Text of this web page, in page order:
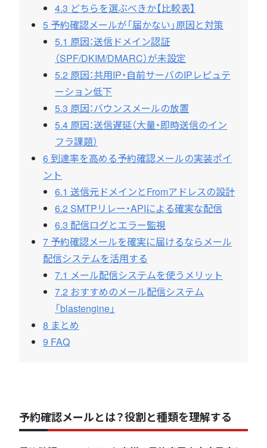
4.3 どちらを選ぶべきか【比較表】
5 予約確認メールが「届かない」原因と対策
5.1 原因：送信ドメイン認証
（SPF/DKIM/DMARC）が未設定
5.2 原因：共用IP・自前サーバのIPレピュテ
ーション低下
5.3 原因：バウンスメールの放置
5.4 原因：送信遅延（大量・即時送信のイン
フラ課題）
6到達率を高める予約確認メールの実装ポイ
ント
6.1 送信元ドメインとFromアドレスの設計
6.2 SMTPリレー・APIによる確実な配信
6.3 配信ログとエラー監視
7 予約確認メールを確実に届けるならメール
配信システムを活用する
7.1 メール配信システムを使うメリット
7.2 おすすめのメール配信システム
「blastengine」
8 まとめ
9 FAQ
予約確認メールとは？役割と種類を理解する